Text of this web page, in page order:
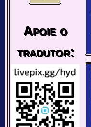
Apoie o
tradutor: